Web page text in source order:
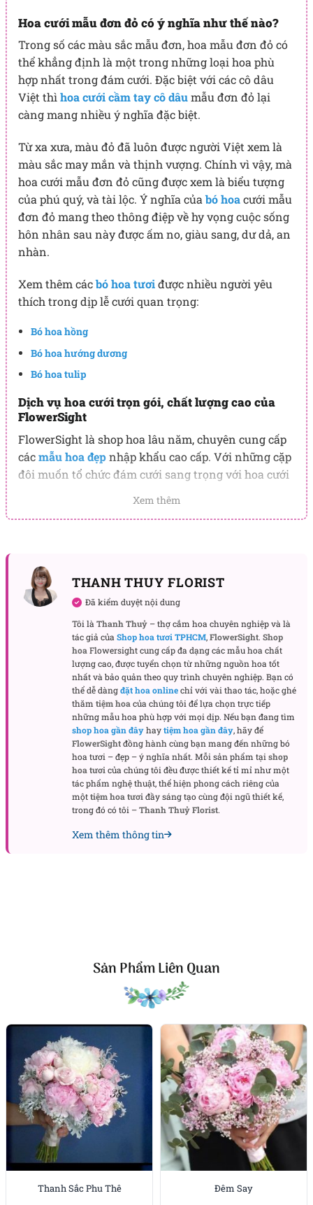
Hoa cưới mẫu đơn đỏ có ý nghĩa như thế nào?
Trong số các màu sắc mẫu đơn, hoa mẫu đơn đỏ có
thể khẳng định là một trong những loại hoa phù
hợp nhất trong đám cưới. Đặc biệt với các cô dâu
Việt thì hoa cưới cầm tay cô dâumẫu đơn đỏ lại
càng mang nhiều ý nghĩa đặc biệt.
Từ xa xưa, màu đỏ đã luôn được người Việt xem là
màu sắc may mắn và thịnh vượng. Chính vì vậy, mà
hoa cưới mẫu đơn đỏ cũng được xem là biểu tượng
của phú quý, và tài lộc. Ý nghĩa củabó hoacưới mẫu
đơn đỏ mang theo thông điệp về hy vọng cuộc sống
hôn nhân sau này được ấm no, giàu sang, dư dả, an
nhàn.
Xem thêm cácbó hoa tươiđược nhiều người yêu
thích trong dịp lễ cưới quan trọng:
Bó hoa hồng
Bó hoa hướng dương
Bó hoa tulip
Dịch vụ hoa cưới trọn gói, chất lượng cao của
FlowerSight
FlowerSight là shop hoa lâu năm, chuyên cung cấp
cácmẫu hoa đẹpnhập khẩu cao cấp. Với những cặp
đôi muốn tổ chức đám cưới sang trọng với hoa cưới
chúng tôi đều sẵn sàng hỗ trợ.
để bàn
cho đến cổng hoa cưới, trang trí xe hoa cưới
với mức giá hợp lý nhất cho bạn!
Công ty TNHH Hoa Tươi FLOWERSIGHT
Văn Phòng: 235A Hoàng Hoa Thám, P. 5, Quận Phú
Nhuận, TP.HCM
Địa chỉ: 120B Huỳnh Văn Bánh, P.11, Quận Phú
Nhuận, TP.HCM
Hotline: 093 407 2575
Shop hoa mail: info@flowersight.com
Xem thêm
THANH THUY FLORIST
Đã kiểm duyệt nội dung
Tôi làThanh Thuỷ – thợ cắm hoa chuyên nghiệp và là
tác giả củaShop hoa tươi TPHCM,FlowerSight. Shop
hoaFlowersight cung cấp đa dạng các mẫu hoa chất
lượng cao, được tuyển chọn từ những nguồn hoa tốt
nhất và bảo quản theo quy trình chuyên nghiệp. Bạn có
thể dễ dàngđặt hoa onlinechỉ với vài thao tác, hoặc ghé
thămtiệm hoacủa chúng tôi để lựa chọn trực tiếp
những mẫu hoa phù hợp với mọi dịp. Nếu bạn đang tìm
shop hoa gần đâyhaytiệm hoa gần đây, hãy để
FlowerSightđồng hành cùng bạn mang đến những bó
hoa tươi – đẹp – ý nghĩa nhất. Mỗi sản phẩm tạishop
hoa tươicủa chúng tôi đều được thiết kế tỉ mỉ như một
tác phẩm nghệ thuật, thể hiện phong cách riêng của
mộttiệm hoa tươiđầy sáng tạo cùng đội ngũ thiết kế,
trong đó có tôi –Thanh Thuỷ Florist.
Xem thêm thông tin
Sản Phẩm Liên Quan
Thanh Sắc Phu Thê Đêm Say